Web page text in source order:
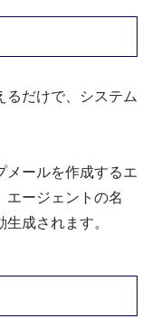
るだけで、システム
メールを作成するエ
エージェントの名
成されます。